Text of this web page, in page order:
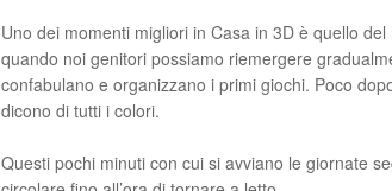
Uno dei momenti migliori in Casa in 3D è quello
quando noi genitori possiamo riemergere
confabulano e organizzano i primi giochi. Poco
dicono di tutti i colori.
Questi pochi minuti con cui si avviano le giornate